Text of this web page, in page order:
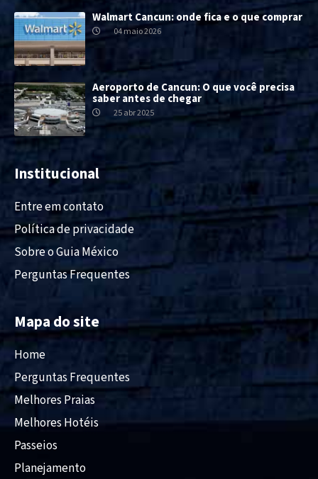
Walmart Cancun: onde fica e o que comprar
04 maio 2026
Aeroporto de Cancun: O que você precisa
saber antes de chegar
25 abr 2025
Institucional
Entre em contato
Política de privacidade
Sobre o Guia México
Perguntas Frequentes
Mapa do site
Home
Perguntas Frequentes
Melhores Praias
Melhores Hotéis
Passeios
Planejamento